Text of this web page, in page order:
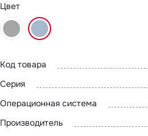
Цвет
Код товара
Серия
Операционная система
Производитель